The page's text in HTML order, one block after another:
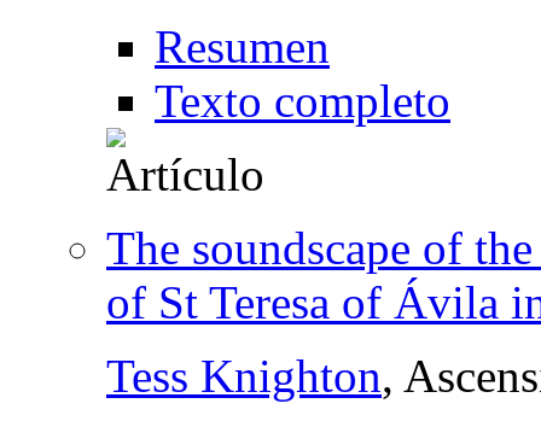
Resumen
Texto completo
The soundscape of
of St Teresa of Ávila
Tess Knighton,